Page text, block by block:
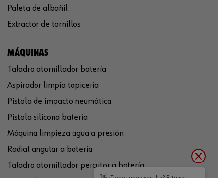
Paleta de albañil
Extractor de tornillos
MÁQUINAS
Taladro atornillador batería
Aspirador limpia tapicería
Pistola de impacto neumática
Pistola silicona batería
Máquina limpieza agua a presión
Radial angular a batería
Taladro atornillador percutor a batería